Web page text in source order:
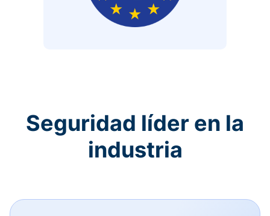
Seguridad líder en la
industria